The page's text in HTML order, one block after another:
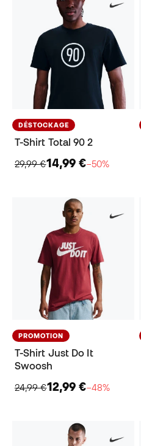
DÉSTOCKAGE
T-Shirt Total 90 2
29,99 €14,99 €−50%
PROMOTION
T-Shirt Just Do It
Swoosh
24,99 €12,99 €−48%